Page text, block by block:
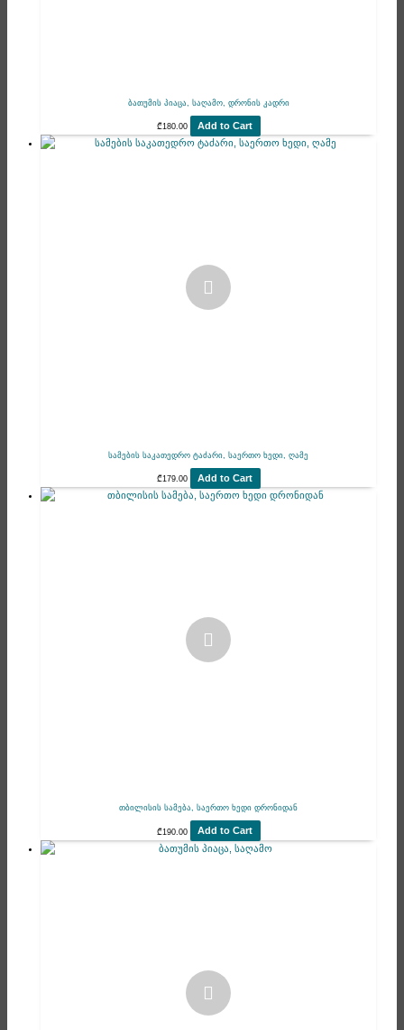
ბათუმის პიაცა, საღამო, დრონის კადრი
₾180.00 Add to Cart
სამების საკათედრო ტაძარი, საერთო ხედი, ღამე
₾179.00 Add to Cart
თბილისის სამება, საერთო ხედი დრონიდან
₾190.00 Add to Cart